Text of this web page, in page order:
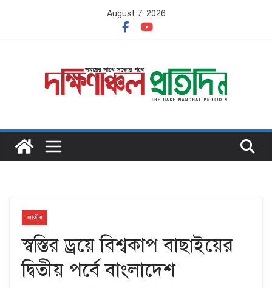
August 7, 2026
জাতীয়
স্বস্তির ড্রয়ে বিশ্বকাপ বাছাইয়ের
দ্বিতীয় পর্বে বাংলাদেশ